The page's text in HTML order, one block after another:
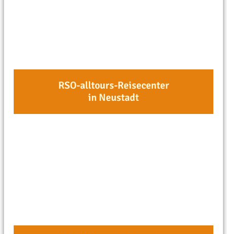
RSO-alltours-Reisecenter
in Neustadt